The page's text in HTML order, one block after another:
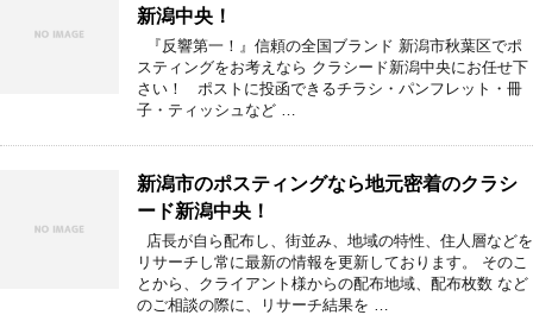
新潟中央！
『反響第一！』信頼の全国ブランド 新潟市秋葉区でポ
スティングをお考えなら クラシード新潟中央にお任せ下
さい！ ポストに投函できるチラシ・パンフレット・冊
子・ティッシュなど …
新潟市のポスティングなら地元密着のクラシ
ード新潟中央！
店長が自ら配布し、街並み、地域の特性、住人層などを
リサーチし常に最新の情報を更新しております。 そのこ
とから、クライアント様からの配布地域、配布枚数 など
のご相談の際に、リサーチ結果を …